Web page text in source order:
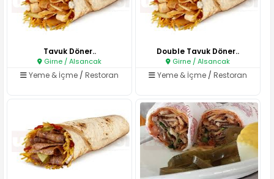
Tavuk Döner..
Girne / Alsancak
Yeme & İçme / Restoran
Double Tavuk Döner..
Girne / Alsancak
Yeme & İçme /Restoran